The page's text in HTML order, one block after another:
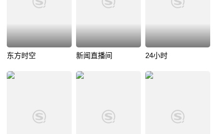
东方时空 新闻直播间 24小时